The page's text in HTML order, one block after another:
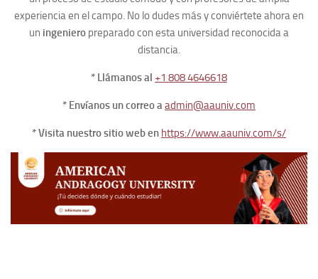
experiencia en el campo. No lo dudes más y conviértete ahora en
un ingeniero preparado con esta universidad reconocida a
distancia.
* Llámanos al +1 808 4646618
* Envíanos un correo aadmin@aauniv.com
* Visita nuestro sitio web en https://www.aauniv.com/s/